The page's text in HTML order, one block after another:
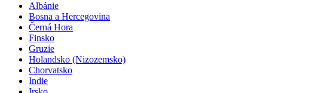
Albánie
Bosna a Hercegovina
Černá Hora
Finsko
Gruzie
Holandsko (Nizozemsko)
Chorvatsko
Indie